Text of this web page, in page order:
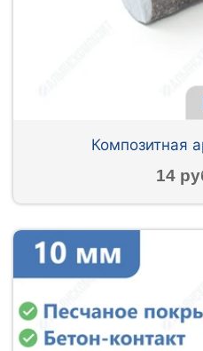
Композитная
14